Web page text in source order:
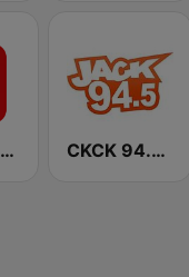
CKFM 99.9 Virgin Radio Toronto CKCK 94.5 Jack FM